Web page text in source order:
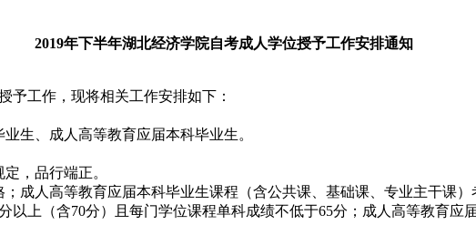
2019年下半年湖北经济学院自考成人学位授予工作安排通知
予工作，现将相关工作安排如下：
业生、成人高等教育应届本科毕业生。
，品行端正。
成人高等教育应届本科毕业生课程（含公共课、基础课、专业主干课）
以上（含70分）且每门学位课程单科成绩不低于65分；成人高等教育应